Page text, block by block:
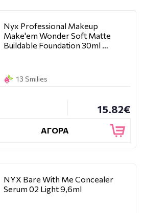
Nyx Professional Makeup
Make'em Wonder Soft Matte
Buildable Foundation 30ml …
13 Smilies
15.82€
ΑΓΟΡΑ
NYX Bare With Me Concealer
Serum 02 Light 9,6ml